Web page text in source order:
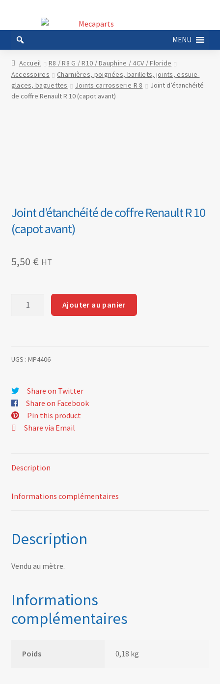
la
navigation
au
contenu
MENU
Accueil
R8 / R8 G / R10 / Dauphine / 4CV / Floride
Accessoires
Charnières, poignées, barillets, joints, essuie-
glaces, baguettes
Joints carrosserie R 8
Joint d’étanchéité
de coffre Renault R 10 (capot avant)
Joint d’étanchéité de coffre Renault R 10
(capot avant)
5,50 € HT
coffre
10
(capot
avant)
Ajouter au panier
UGS : MP4406
Share on Twitter
Share on Facebook
Pin this product
Share via Email
Description
Informations complémentaires
Description
Vendu au mètre.
Informations
complémentaires
Poids 0,18 kg